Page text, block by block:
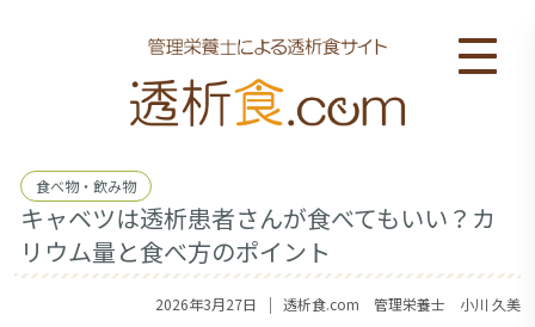
食べ物・飲み物
キャベツは透析患者さんが食べてもいい？カ
リウム量と食べ方のポイント
2026年3月27日 ｜ 透析食.com 管理栄養士 小川 久美